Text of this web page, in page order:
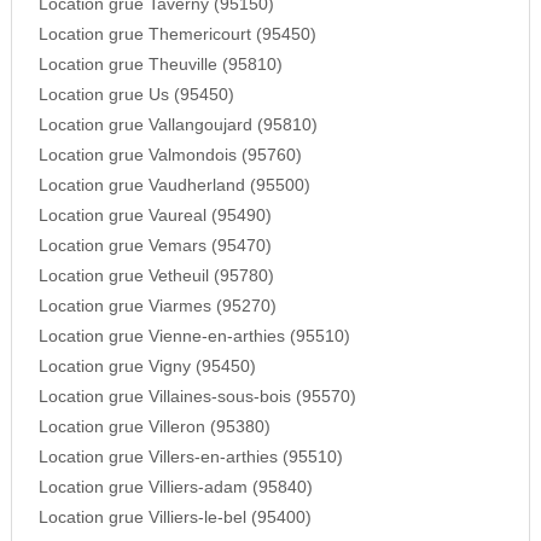
Location grue Taverny (95150)
Location grue Themericourt (95450)
Location grue Theuville (95810)
Location grue Us (95450)
Location grue Vallangoujard (95810)
Location grue Valmondois (95760)
Location grue Vaudherland (95500)
Location grue Vaureal (95490)
Location grue Vemars (95470)
Location grue Vetheuil (95780)
Location grue Viarmes (95270)
Location grue Vienne-en-arthies (95510)
Location grue Vigny (95450)
Location grue Villaines-sous-bois (95570)
Location grue Villeron (95380)
Location grue Villers-en-arthies (95510)
Location grue Villiers-adam (95840)
Location grue Villiers-le-bel (95400)